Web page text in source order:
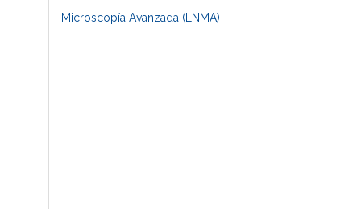
Microscopía Avanzada (LNMA)